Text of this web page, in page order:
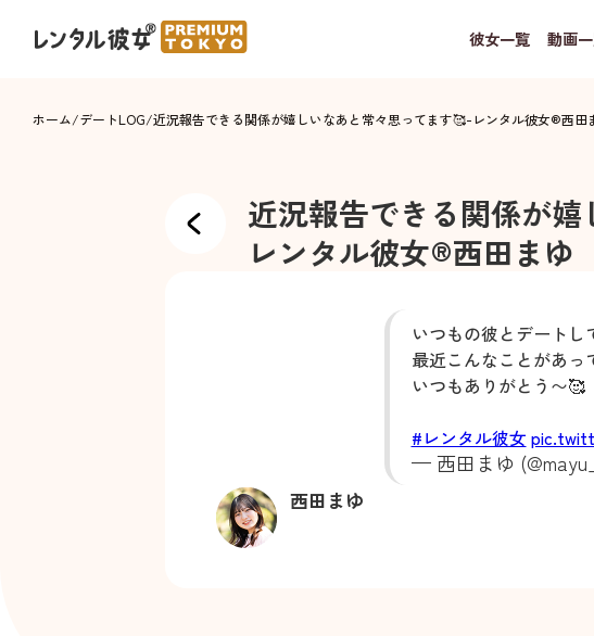
彼女一覧 動画
ホーム/デートLOG/近況報告できる関係が嬉しいなあと常々思ってます🥰-レンタル彼女®西田
近況報告できる関係が
レンタル彼女®西田まゆ
いつもの彼とデートし
最近こんなことがあ
いつもありがとう〜🥰
#レンタル彼女
— 西田まゆ
西田まゆ